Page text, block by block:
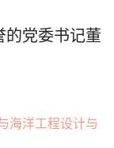
的党委书记董